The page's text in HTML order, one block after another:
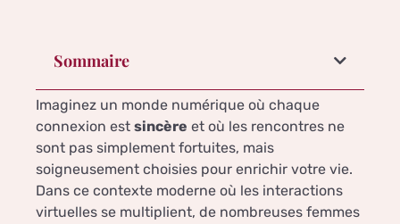
Sommaire
Imaginez un monde numérique où chaque
connexion est sincère et où les rencontres ne
sont pas simplement fortuites, mais
soigneusement choisies pour enrichir votre vie.
Dans ce contexte moderne où les interactions
virtuelles se multiplient, de nombreuses femmes